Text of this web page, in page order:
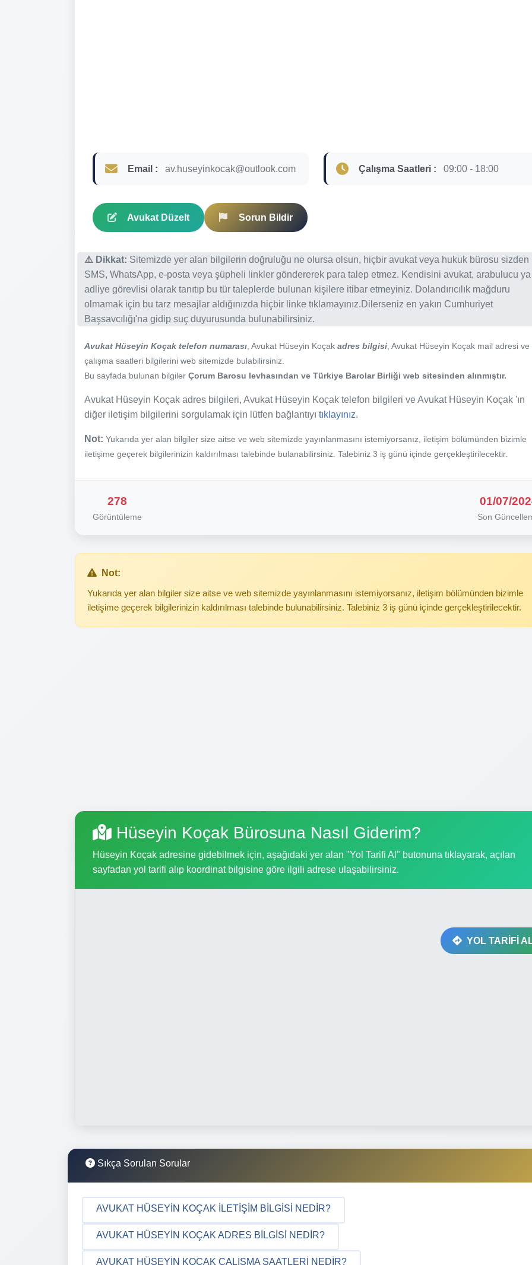
Email : av.huseyinkocak@outlook.com Çalışma Saatleri : 09:00 - 18:00
Avukat Düzelt Sorun Bildir
⚠️ Dikkat: Sitemizde yer alan bilgilerin doğruluğu ne olursa olsun, hiçbir avukat veya hukuk bürosu sizden
SMS, WhatsApp, e-posta veya şüpheli linkler göndererek para talep etmez. Kendisini avukat, arabulucu
adliye görevlisi olarak tanıtıp bu tür taleplerde bulunan kişilere itibar etmeyiniz. Dolandırıcılık mağduru
olmamak için bu tarz mesajlar aldığınızda hiçbir linke tıklamayınız.Dilerseniz en yakın Cumhuriyet
Başsavcılığı'na gidip suç duyurusunda bulunabilirsiniz.
Avukat Hüseyin Koçak telefon numarası , Avukat Hüseyin Koçak adres bilgisi , Avukat Hüseyin Koçak mail adresi ve
çalışma saatleri bilgilerini web sitemizde bulabilirsiniz.
Bu sayfada bulunan bilgiler Çorum Barosu levhasından ve Türkiye Barolar Birliği web sitesinden alınmıştır.
Avukat Hüseyin Koçak adres bilgileri, Avukat Hüseyin Koçak telefon bilgileri ve Avukat Hüseyin Koçak 'ın
diğer iletişim bilgilerini sorgulamak için lütfen bağlantıyı tıklayınız.
Not: Yukarıda yer alan bilgiler size aitse ve web sitemizde yayınlanmasını istemiyorsanız, iletişim bölümünden bizimle
iletişime geçerek bilgilerinizin kaldırılması talebinde bulanabilirsiniz. Talebiniz 3 iş günü içinde gerçekleştirilecektir.
278
Görüntüleme
01/07/
Son
Not:
Yukarıda yer alan bilgiler size aitse ve web sitemizde yayınlanmasını istemiyorsanız, iletişim bölümünden bizimle
iletişime geçerek bilgilerinizin kaldırılması talebinde bulunabilirsiniz. Talebiniz 3 iş günü içinde gerçekleştirilecektir.
Hüseyin Koçak Bürosuna Nasıl Giderim?
Hüseyin Koçak adresine gidebilmek için, aşağıdaki yer alan "Yol Tarifi Al" butonuna tıklayarak, açılan
sayfadan yol tarifi alıp koordinat bilgisine göre ilgili adrese ulaşabilirsiniz.
YOL TARİFİ
Sıkça Sorulan Sorular
AVUKAT HÜSEYIN KOÇAK İLETIŞIM BILGISI NEDIR?
AVUKAT HÜSEYIN KOÇAK ADRES BILGISI NEDIR?
AVUKAT HÜSEYIN KOÇAK ÇALIŞMA SAATLERI NEDIR?